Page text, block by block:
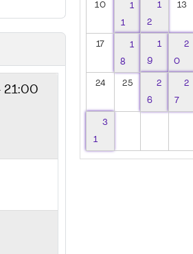
21:00
10
1
1
1
2
13
17
1
8
1
9
2
0
24 25
2
6
2
7
3
1